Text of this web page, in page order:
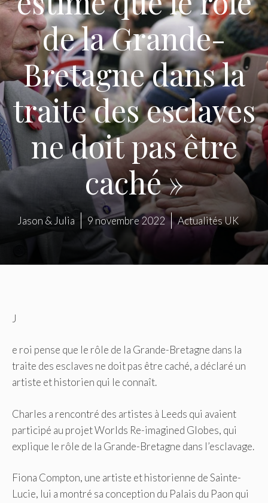
de la Grande-
Bretagne dans la
traite des esclaves
ne doit pas être
caché »
Jason & Julia 9 novembre 2022 Actualités UK
J
e roi pense que le rôle de la Grande-Bretagne dans la
traite des esclaves ne doit pas être caché, a déclaré un
artiste et historien qui le connaît.
Charles a rencontré des artistes à Leeds qui avaient
participé au projet Worlds Re-imagined Globes, qui
explique le rôle de la Grande-Bretagne dans l’esclavage.
Fiona Compton, une artiste et historienne de Sainte-
Lucie, lui a montré sa conception du Palais du Paon qui